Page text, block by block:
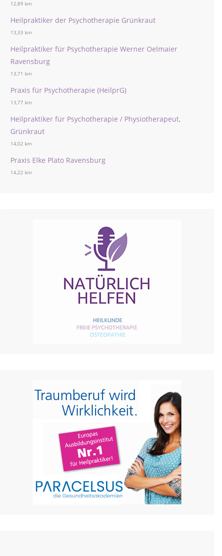
12,89 km
Heilpraktiker der Psychotherapie Grünkraut
13,33 km
Heilpraktiker für Psychotherapie Werner Oelmaier
Ravensburg
13,71 km
Praxis für Psychotherapie (HeilprG)
13,77 km
Heilpraktiker für Psychotherapie / Physiotherapeut,
Grünkraut
14,02 km
Praxis Elke Plato Ravensburg
14,22 km